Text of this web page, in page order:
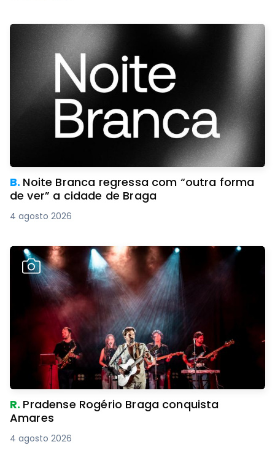
B. Noite Branca regressa com “outra forma
de ver” a cidade de Braga
4 agosto 2026
R. Pradense Rogério Braga conquista
Amares
4 agosto 2026